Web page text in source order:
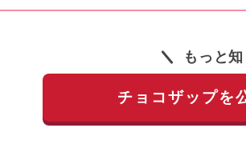
もっと知
チョコザップを